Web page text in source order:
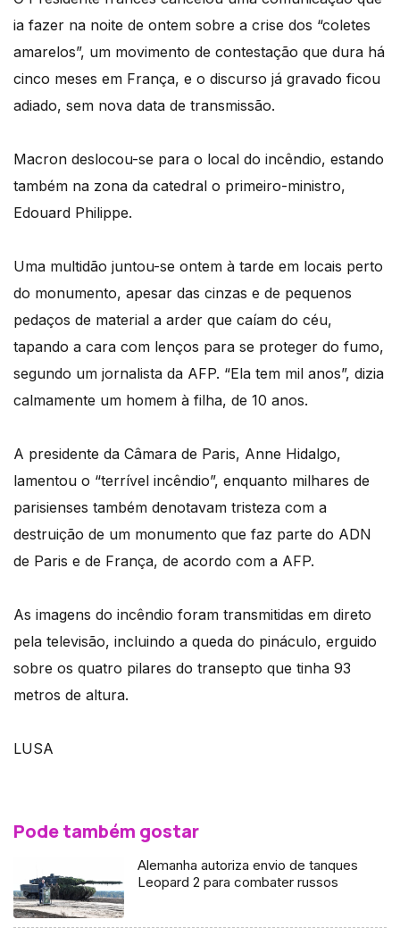
ia fazer na noite de ontem sobre a crise dos “coletes
amarelos”, um movimento de contestação que dura há
cinco meses em França, e o discurso já gravado ficou
adiado, sem nova data de transmissão.
Macron deslocou-se para o local do incêndio, estando
também na zona da catedral o primeiro-ministro,
Edouard Philippe.
Uma multidão juntou-se ontem à tarde em locais perto
do monumento, apesar das cinzas e de pequenos
pedaços de material a arder que caíam do céu,
tapando a cara com lenços para se proteger do fumo,
segundo um jornalista da AFP. “Ela tem mil anos”, dizia
calmamente um homem à filha, de 10 anos.
A presidente da Câmara de Paris, Anne Hidalgo,
lamentou o “terrível incêndio”, enquanto milhares de
parisienses também denotavam tristeza com a
destruição de um monumento que faz parte do ADN
de Paris e de França, de acordo com a AFP.
As imagens do incêndio foram transmitidas em direto
pela televisão, incluindo a queda do pináculo, erguido
sobre os quatro pilares do transepto que tinha 93
metros de altura.
LUSA
Pode também gostar
Alemanha autoriza envio de tanques
Leopard 2 para combater russos